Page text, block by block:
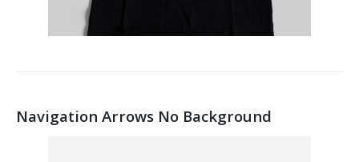
Navigation Arrows No Background